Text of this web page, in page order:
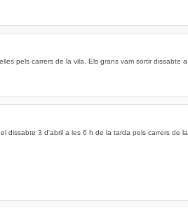
pels carrers de la vila. Els grans vam sortir dissabte
dissabte 3 d'abril a les 6 h de la tarda pels carrers de